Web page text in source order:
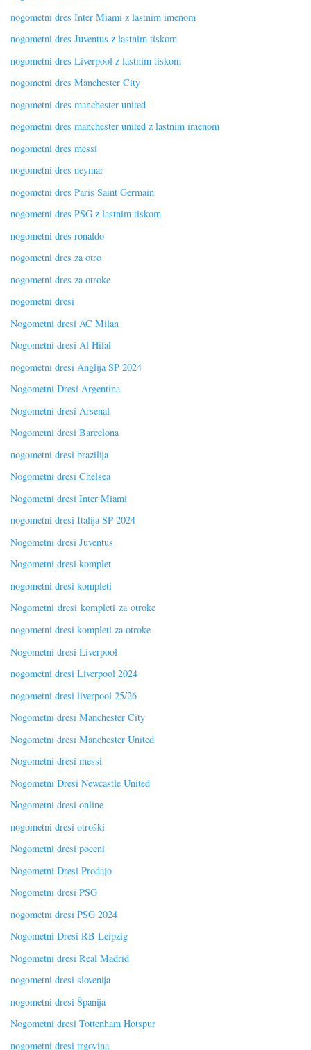
nogometni dres Inter Miami z lastnim imenom
nogometni dres Juventus z lastnim tiskom
nogometni dres Liverpool z lastnim tiskom
nogometni dres Manchester City
nogometni dres manchester united
nogometni dres manchester united z lastnim imenom
nogometni dres messi
nogometni dres neymar
nogometni dres Paris Saint Germain
nogometni dres PSG z lastnim tiskom
nogometni dres ronaldo
nogometni dres za otro
nogometni dres za otroke
nogometni dresi
Nogometni dresi AC Milan
Nogometni dresi Al Hilal
nogometni dresi Anglija SP 2024
Nogometni Dresi Argentina
Nogometni dresi Arsenal
Nogometni dresi Barcelona
nogometni dresi brazilija
Nogometni dresi Chelsea
Nogometni dresi Inter Miami
nogometni dresi Italija SP 2024
Nogometni dresi Juventus
Nogometni dresi komplet
nogometni dresi kompleti
Nogometni dresi kompleti za otroke
nogometni dresi kompleti za otroke
Nogometni dresi Liverpool
nogometni dresi Liverpool 2024
nogometni dresi liverpool 25/26
Nogometni dresi Manchester City
Nogometni dresi Manchester United
Nogometni dresi messi
Nogometni Dresi Newcastle United
Nogometni dresi online
nogometni dresi otroški
Nogometni dresi poceni
Nogometni Dresi Prodajo
Nogometni dresi PSG
nogometni dresi PSG 2024
Nogometni Dresi RB Leipzig
Nogometni dresi Real Madrid
nogometni dresi slovenija
nogometni dresi Španija
Nogometni dresi Tottenham Hotspur
nogometni dresi trgovina